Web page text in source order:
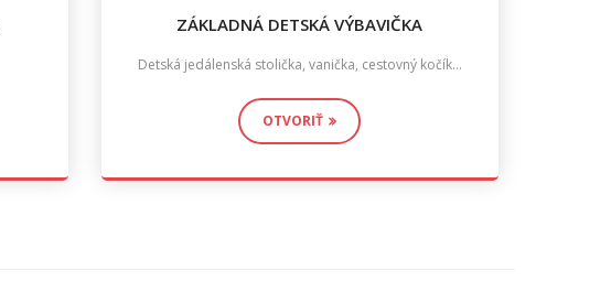
ZÁKLADNÁ DETSKÁ VÝBAVIČKA
Detská jedálenská stolička, vanička, cestovný kočík...
OTVORIŤ